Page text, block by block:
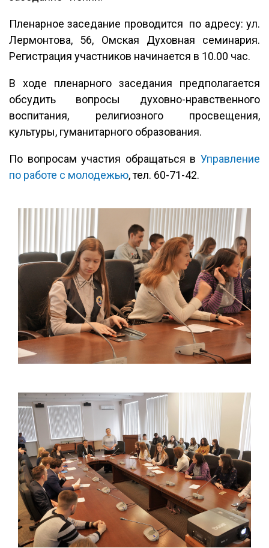
Пленарное заседание проводится по адресу: ул.
Лермонтова, 56, Омская Духовная семинария.
Регистрация участников начинается в 10.00 час.
В ходе пленарного заседания предполагается
обсудить вопросы духовно-нравственного
воспитания, религиозного просвещения,
культуры, гуманитарного образования.
По вопросам участия обращаться в Управление
по работе с молодежью, тел. 60-71-42.